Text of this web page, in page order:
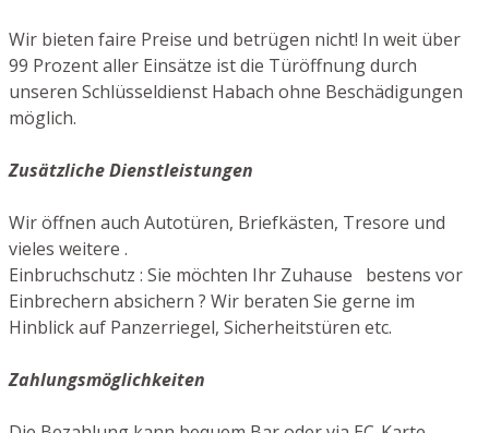
Wir bieten faire Preise und betrügen nicht! In weit über
99 Prozent aller Einsätze ist die Türöffnung durch
unseren Schlüsseldienst Habach ohne Beschädigungen
möglich.
Zusätzliche Dienstleistungen
Wir öffnen auch Autotüren, Briefkästen, Tresore und
vieles weitere .
Einbruchschutz : Sie möchten Ihr Zuhause bestens vor
Einbrechern absichern ? Wir beraten Sie gerne im
Hinblick auf Panzerriegel, Sicherheitstüren etc.
Zahlungsmöglichkeiten